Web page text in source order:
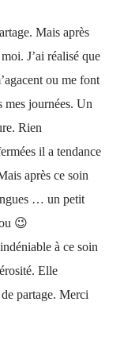
Mais après
J’ai réalisé que
ou me font
mes journées. Un
Rien
il a tendance
après ce soin
… un petit
😉
à ce soin
Elle
partage. Merci